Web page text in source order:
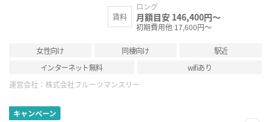
賃料
ロング
月額目安 146,400円～
初期費用他 17,600円～
女性向け 同棲向け
駅近
インターネット無料
wifiあり
運営会社： 株式会社フルーツマンスリー
キャンペーン